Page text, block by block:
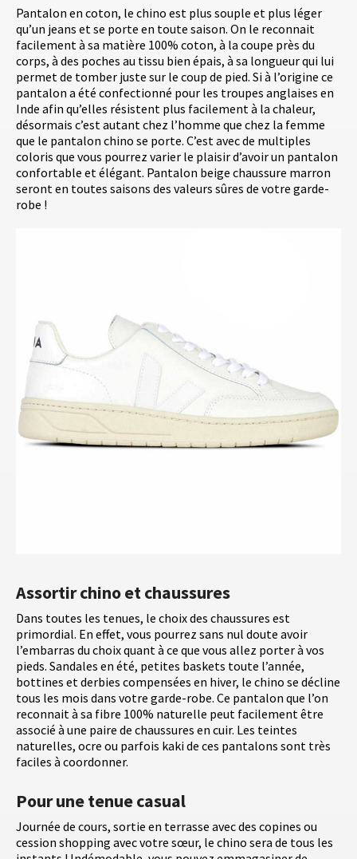
Pantalon en coton, le chino est plus souple et plus léger
qu’un jeans et se porte en toute saison. On le reconnait
facilement à sa matière 100% coton, à la coupe près du
corps, à des poches au tissu bien épais, à sa longueur qui lui
permet de tomber juste sur le coup de pied. Si à l’origine ce
pantalon a été confectionné pour les troupes anglaises en
Inde afin qu’elles résistent plus facilement à la chaleur,
désormais c’est autant chez l’homme que chez la femme
que le pantalon chino se porte. C’est avec de multiples
coloris que vous pourrez varier le plaisir d’avoir un pantalon
confortable et élégant. Pantalon beige chaussure marron
seront en toutes saisons des valeurs sûres de votre garde-
robe !
Assortir chino et chaussures
Dans toutes les tenues, le choix des chaussures est
primordial. En effet, vous pourrez sans nul doute avoir
l’embarras du choix quant à ce que vous allez porter à vos
pieds. Sandales en été, petites baskets toute l’année,
bottines et derbies compensées en hiver, le chino se décline
tous les mois dans votre garde-robe. Ce pantalon que l’on
reconnait à sa fibre 100% naturelle peut facilement être
associé à une paire de chaussures en cuir. Les teintes
naturelles, ocre ou parfois kaki de ces pantalons sont très
faciles à coordonner.
Pour une tenue casual
Journée de cours, sortie en terrasse avec des copines ou
cession shopping avec votre sœur, le chino sera de tous les